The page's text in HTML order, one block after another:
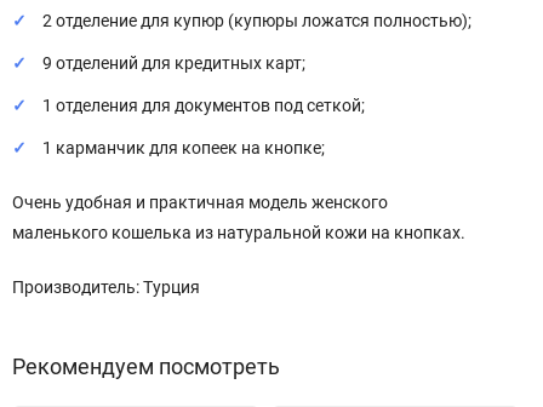
2 отделение для купюр (купюры ложатся полностью);
9 отделений для кредитных карт;
1 отделения для документов под сеткой;
1 карманчик для копеек на кнопке;
Очень удобная и практичная модель женского
маленького кошелька из натуральной кожи на кнопках.
Производитель: Турция
Рекомендуем посмотреть